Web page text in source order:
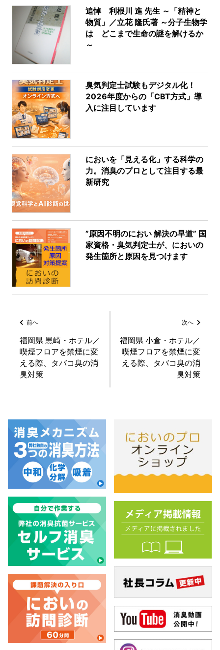
追悼 利根川 進 先生 ～「精神と
物質」／立花 隆氏著 ～分子生物学
は どこまで生命の謎を解けるか
～
臭気判定士試験もデジタル化！
2026年度からの「CBT方式」導
入に注目しています
においを「見える化」する科学の
力。消臭のプロとして注目する最
新研究
”原因不明のにおい 解決の早道” 国
家資格・臭気判定士が、においの
発生箇所と原因を見つけます
前へ
福岡県 黒崎・ホテル／
喫煙フロアを禁煙に変
える際、タバコ臭の消
臭対策
次へ
福岡県 小倉・ホテル／
喫煙フロアを禁煙に変
える際、タバコ臭の消
臭対策